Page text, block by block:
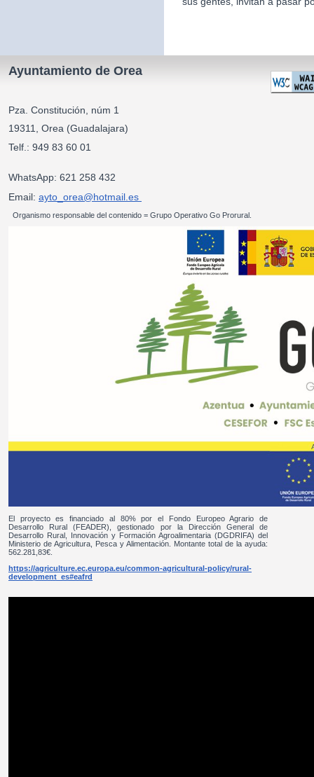
Ayuntamiento de Orea
Pza. Constitución, núm 1
19311, Orea (Guadalajara)
Telf.: 949 83 60 01
WhatsApp: 621 258 432
Email: ayto_orea@hotmail.es
Organismo responsable del contenido = Grupo Operativo Go Prorural.
El proyecto es financiado al 80% por el Fondo Europeo Agrario de
Desarrollo Rural (FEADER), gestionado por la Dirección General de
Desarrollo Rural, Innovación y Formación Agroalimentaria (DGDRIFA) del
Ministerio de Agricultura, Pesca y Alimentación. Montante total de la ayuda:
562.281,83€.
https://agriculture.ec.europa.eu/common-agricultural-policy/rural-
development_es#eafrd